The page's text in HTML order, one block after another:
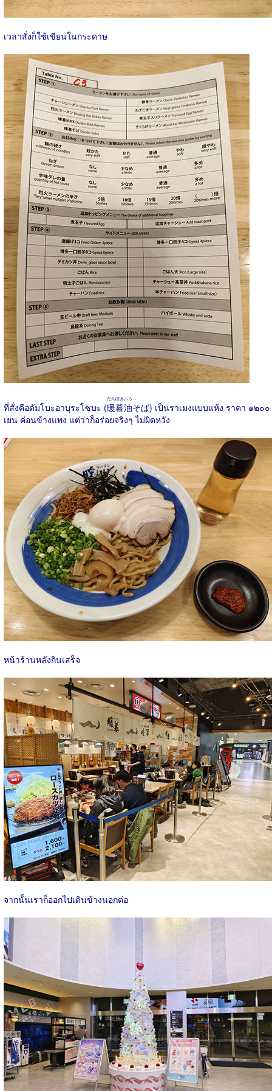
เวลาสั่งก็ใช้เขียนในกระดาษ
ที่สั่งคือดัมโบะอาบุระโซบะ (暖暮油
だんぼあぶら
そば) เป็นราเมงแบบแห้ง ราคา ๑๒๐๐
เยน ค่อนข้างแพง แต่ว่าก็อร่อยจริงๆ ไม่ผิดหวัง
หน้าร้านหลังกินเสร็จ
จากนั้นเราก็ออกไปเดินข้างนอกต่อ